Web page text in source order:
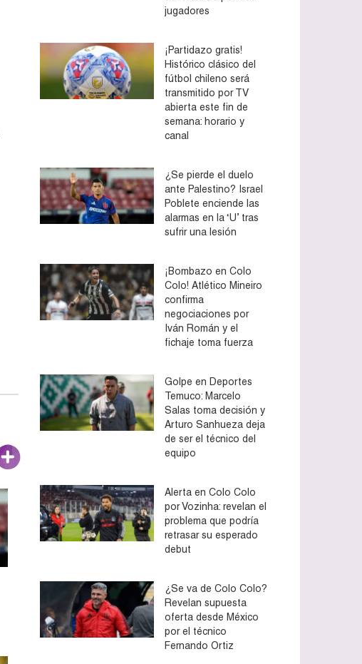
jugadores
¡Partidazo gratis!
Histórico clásico del
fútbol chileno será
transmitido por TV
abierta este fin de
semana: horario y
canal
¿Se pierde el duelo
ante Palestino? Israel
Poblete enciende las
alarmas en la ‘U’ tras
sufrir una lesión
¡Bombazo en Colo
Colo! Atlético Mineiro
confirma
negociaciones por
Iván Román y el
fichaje toma fuerza
Golpe en Deportes
Temuco: Marcelo
Salas toma decisión y
Arturo Sanhueza deja
de ser el técnico del
equipo
Alerta en Colo Colo
por Vozinha: revelan el
problema que podría
retrasar su esperado
debut
¿Se va de Colo Colo?
Revelan supuesta
oferta desde México
por el técnico
Fernando Ortiz